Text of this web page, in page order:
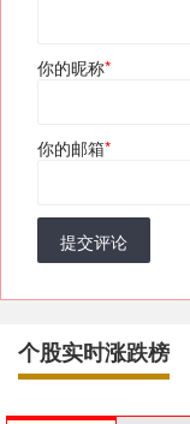
你的昵称*
你的邮箱*
提交评论
个股实时涨跌榜